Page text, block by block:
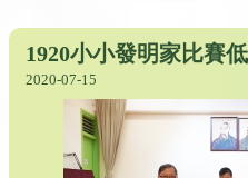
1920小小發明家比賽
2020-07-15